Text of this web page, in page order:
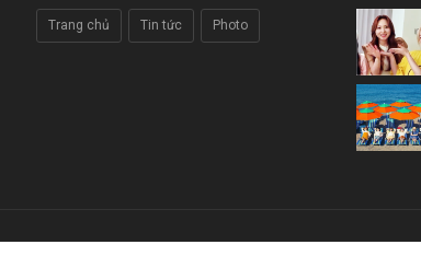
Trang chủ Tin tức Photo